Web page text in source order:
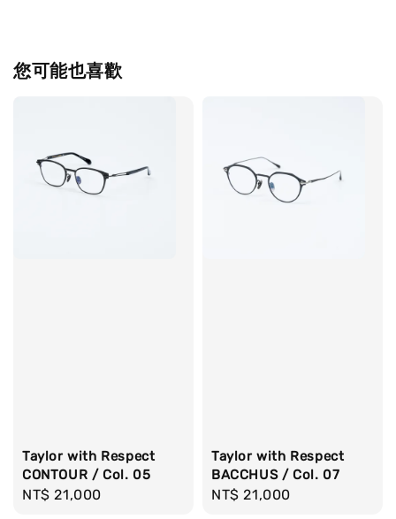
您可能也喜歡
Taylor with Respect
CONTOUR / Col. 05
Regular
NT$ 21,000
Taylor with Respect
BACCHUS / Col. 07
Regular
NT$ 21,000